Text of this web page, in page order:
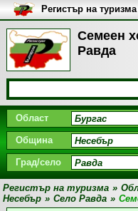
Семеен
Равда
Регистър на
Област
Община
Град/село
Регистър на туризма »
Несебър » Село Равда »